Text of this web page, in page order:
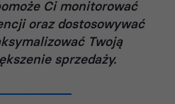
Ci monitorować
oraz dostosowywać
Twoją
sprzedaży.